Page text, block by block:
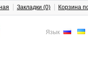
Язык
Закладки (0) Корзина